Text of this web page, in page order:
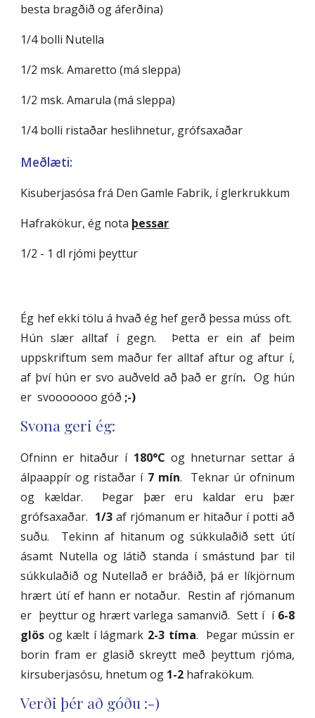
besta bragðið og áferðina)
1/4 bolli Nutella
1/2 msk. Amaretto (má sleppa)
1/2 msk. Amarula (má sleppa)
1/4 bolli ristaðar heslihnetur, grófsaxaðar
Meðlæti:
Kisuberjasósa frá Den Gamle Fabrik, í glerkrukkum
Hafrakökur, ég nota þessar
1/2 - 1 dl rjómi þeyttur
Ég hef ekki tölu á hvað ég hef gerð þessa múss oft.
Hún slær alltaf í gegn. Þetta er ein af þeim
uppskriftum sem maður fer alltaf aftur og aftur í,
af því hún er svo auðveld að það er grín. Og hún
er svooooooo góð ;-)
Svona geri ég:
Ofninn er hitaður í 180°C og hneturnar settar á
álpaappír og ristaðar í 7 mín. Teknar úr ofninum
og kældar. Þegar þær eru kaldar eru þær
grófsaxaðar. 1/3 af rjómanum er hitaður í potti að
suðu. Tekinn af hitanum og súkkulaðið sett útí
ásamt Nutella og látið standa í smástund þar til
súkkulaðið og Nutellað er bráðið, þá er líkjörnum
hrært útí ef hann er notaður. Restin af rjómanum
er þeyttur og hrært varlega samanvið. Sett í í 6-8
glös og kælt í lágmark 2-3 tíma. Þegar mússin er
borin fram er glasið skreytt með þeyttum rjóma,
kirsuberjasósu, hnetum og 1-2 hafrakökum.
Verði þér að góðu :-)